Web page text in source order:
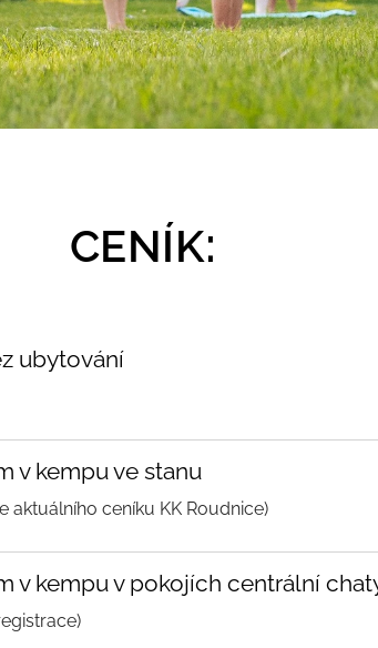
CENÍK:
ubytování
v kempu ve stanu
aktuálního ceníku KK Roudnice)
v kempu v pokojích centrální